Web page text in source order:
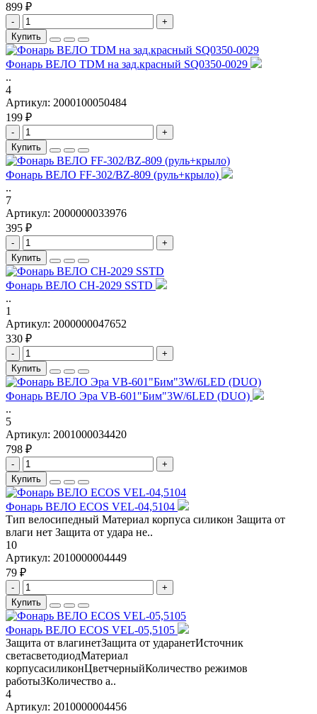
899 ₽
-
+
Купить
Фонарь ВЕЛО TDM на зад.красный SQ0350-0029
..
4
Артикул: 2000100050484
199 ₽
-
+
Купить
Фонарь ВЕЛО FF-302/BZ-809 (руль+крыло)
..
7
Артикул: 2000000033976
395 ₽
-
+
Купить
Фонарь ВЕЛО CH-2029 SSTD
..
1
Артикул: 2000000047652
330 ₽
-
+
Купить
Фонарь ВЕЛО Эра VB-601"Бим"3W/6LED (DUO)
..
5
Артикул: 2001000034420
798 ₽
-
+
Купить
Фонарь ВЕЛО ECOS VEL-04,5104
Тип велосипедный Материал корпуса силикон Защита от
влаги нет Защита от удара не..
10
Артикул: 2010000004449
79 ₽
-
+
Купить
Фонарь ВЕЛО ECOS VEL-05,5105
Защита от влагинетЗащита от ударанетИсточник
светасветодиодМатериал
корпусасиликонЦветчерныйКоличество режимов
работы3Количество а..
4
Артикул: 2010000004456